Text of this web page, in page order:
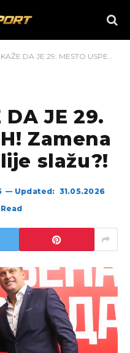
JE 29. MESTO USPEH! Zamena teze ili se Delije slažu?!
DA JE 29.
Zamena
slažu?!
Updated: 31.05.2026